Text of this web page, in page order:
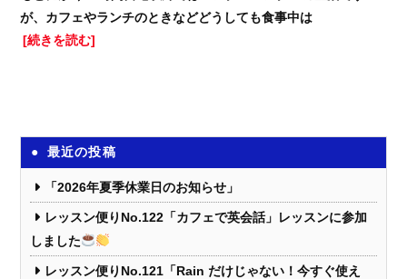
が、カフェやランチのときなどどうしても食事中は
[続きを読む]
最近の投稿
「2026年夏季休業日のお知らせ」
レッスン便りNo.122「カフェで英会話」レッスンに参加
しました
レッスン便りNo.121「Rain だけじゃない！今すぐ使え